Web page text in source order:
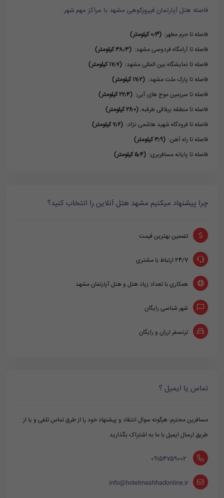
فاصله هتل آپارتمان فیروزکوهی مشهد با مراکز مهم شهر
فاصله تا حرم مطهر: (۰٫3 کیلومتر)
فاصله تا آرامگاه فردوسی مشهد: (۳۸٫۳ کیلومتر)
فاصله تا نمایشگاه بین المللی مشهد: (۱۷٫۷ کیلومتر)
فاصله تا پارک ملت مشهد: (۱۷٫۲ کیلومتر)
فاصله تا سرزمین موج های آبی: (۲۲٫۴ کیلومتر)
فاصله تا منطقه ییلاقی طرقبه: (۲۶٫۰ کیلومتر)
فاصله تا فرودگاه شهید هاشمی نژاد: (۷٫۶ کیلومتر)
فاصله تا راه آهن: (۳٫۹ کیلومتر)
فاصله تا پایانه مسافربری: (۵٫۴ کیلومتر)
چرا پیشنهاد میکنیم مشهد هتل آنلاین را انتخاب کنید؟
تضمین بهترین قیمت
24/7 ارتباط با مشتری
همکاری با تعداد زیاد هتل و هتل آپارتمان مشهد
شهر شناسی رایگان
ترنسفر ارزان و رایگان
تماس یا ایمیل ؟
مسافرین محترم: هرگونه سوال انتقاد و پیشنهاد خود را از طرق تماس تلفی و یا از
طریق ارسال ایمیل با ما به اشتراک بگذارید
‪ 09154759002
info@hotelmashhadonline.ir